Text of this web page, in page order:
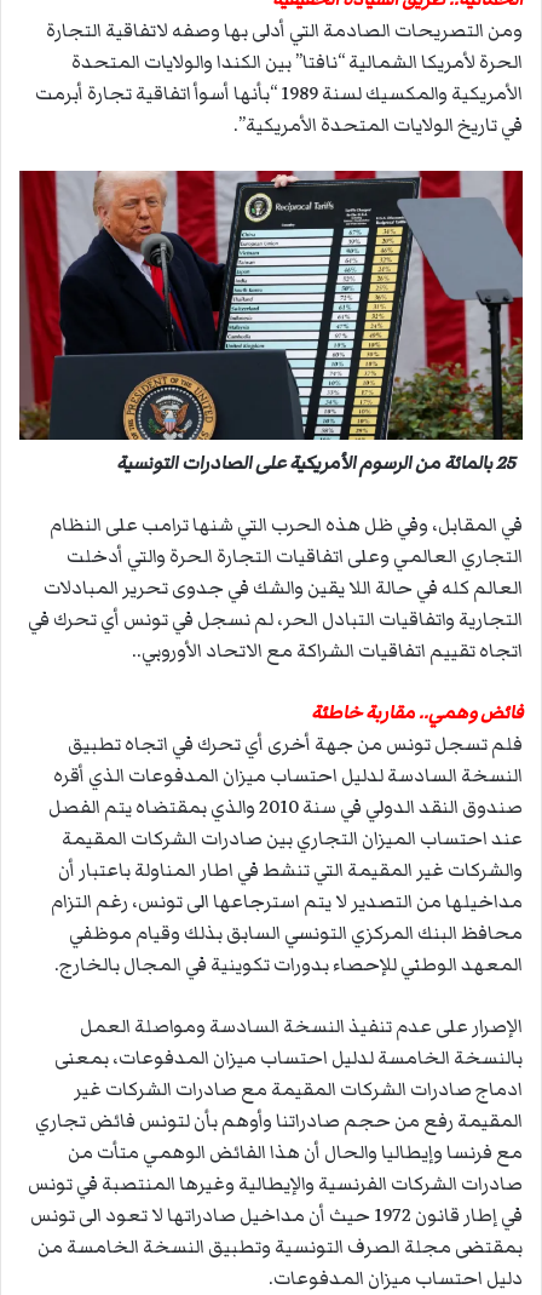
ومن التصريحات الصادمة التي أدلى بها وصفه لاتفاقية التجارة
الحرة لأمريكا الشمالية “نافتا” بين الكندا والولايات المتحدة
الأمريكية والمكسيك لسنة 1989 “بأنها أسوأ اتفاقية تجارة أبرمت
في تاريخ الولايات المتحدة الأمريكية”.
25 بالمائة من الرسوم الأمريكية على الصادرات التونسية
في المقابل، وفي ظل هذه الحرب التي شنها ترامب على النظام
التجاري العالمي وعلى اتفاقيات التجارة الحرة والتي أدخلت
العالم كله في حالة اللا يقين والشك في جدوى تحرير المبادلات
التجارية واتفاقيات التبادل الحر، لم نسجل في تونس أي تحرك في
اتجاه تقييم اتفاقيات الشراكة مع الاتحاد الأوروبي..
فائض وهمي.. مقاربة خاطئة
فلم تسجل تونس من جهة أخرى أي تحرك في اتجاه تطبيق
النسخة السادسة لدليل احتساب ميزان المدفوعات الذي أقره
صندوق النقد الدولي في سنة 2010 والذي بمقتضاه يتم الفصل
عند احتساب الميزان التجاري بين صادرات الشركات المقيمة
والشركات غير المقيمة التي تنشط في اطار المناولة باعتبار أن
مداخيلها من التصدير لا يتم استرجاعها الى تونس، رغم التزام
محافظ البنك المركزي التونسي السابق بذلك وقيام موظفي
المعهد الوطني للإحصاء بدورات تكوينية في المجال بالخارج.
الإصرار على عدم تنفيذ النسخة السادسة ومواصلة العمل
بالنسخة الخامسة لدليل احتساب ميزان المدفوعات، بمعنى
ادماج صادرات الشركات المقيمة مع صادرات الشركات غير
المقيمة رفع من حجم صادراتنا وأوهم بأن لتونس فائض تجاري
مع فرنسا وإيطاليا والحال أن هذا الفائض الوهمي متأت من
صادرات الشركات الفرنسية والإيطالية وغيرها المنتصبة في تونس
في إطار قانون 1972 حيث أن مداخيل صادراتها لا تعود الى تونس
بمقتضى مجلة الصرف التونسية وتطبيق النسخة الخامسة من
دليل احتساب ميزان المدفوعات.